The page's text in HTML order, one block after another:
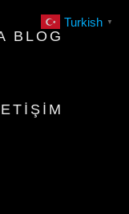
BLOG
Turkish ▼